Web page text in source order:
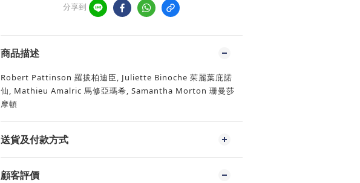
分享到
商品描述
Robert Pattinson 羅拔柏迪臣, Juliette Binoche 茱麗葉庇諾
仙, Mathieu Amalric 馬修亞瑪希, Samantha Morton 珊曼莎
摩頓
送貨及付款方式
顧客評價